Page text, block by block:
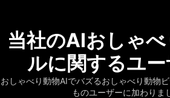
当社のAIおしゃ
ルに関するユ
おしゃべり動物AIでバズるおしゃべり動物
ものユーザーに加わりま